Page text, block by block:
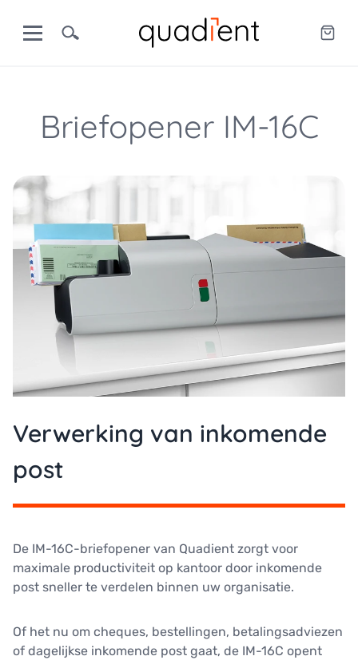
Briefopener IM-16C
Verwerking van inkomende
post
De IM-16C-briefopener van Quadient zorgt voor
maximale productiviteit op kantoor door inkomende
post sneller te verdelen binnen uw organisatie.
Of het nu om cheques, bestellingen, betalingsadviezen
of dagelijkse inkomende post gaat, de IM-16C opent